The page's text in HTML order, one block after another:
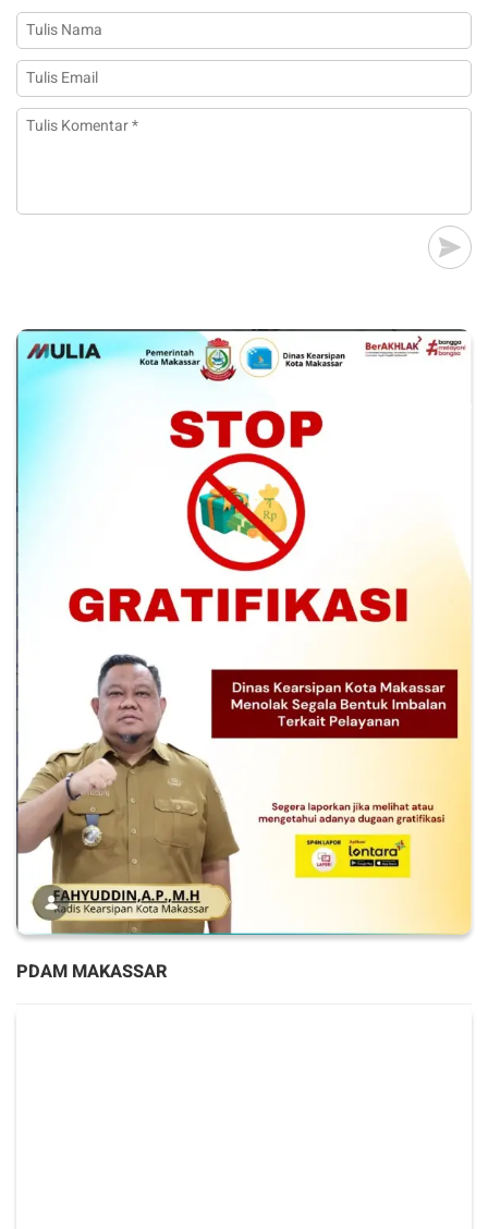
PDAM MAKASSAR